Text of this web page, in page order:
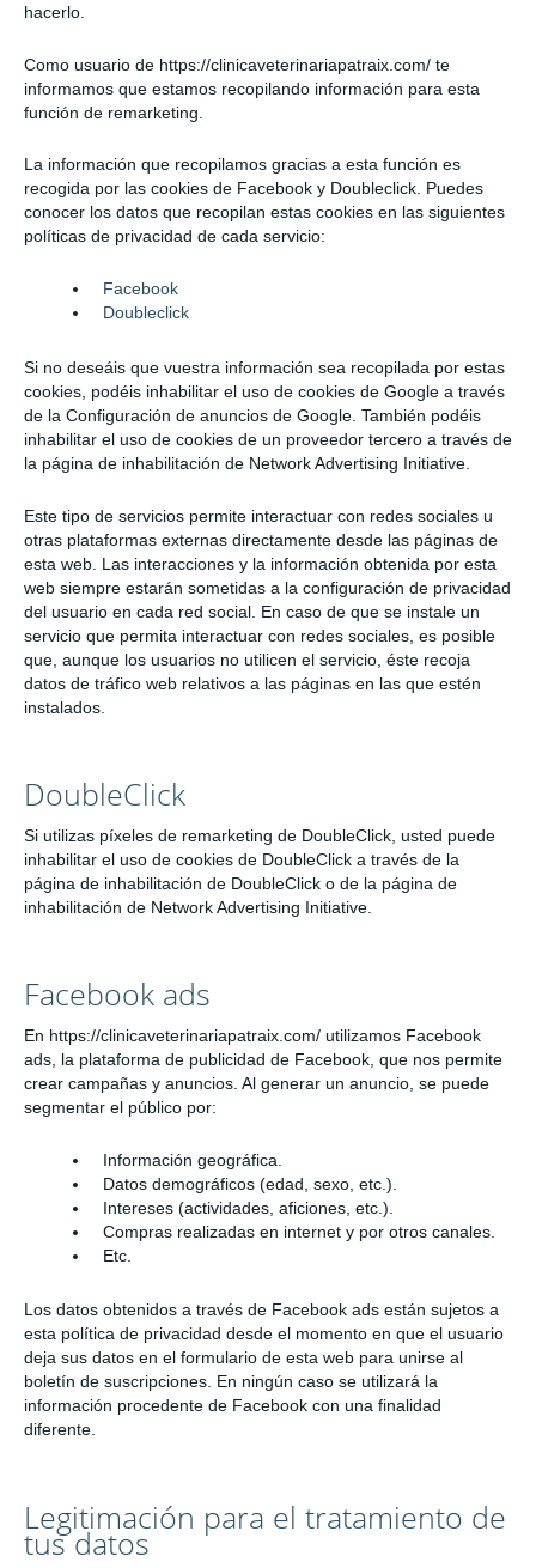
hacerlo.
Como usuario de https://clinicaveterinariapatraix.com/ te
informamos que estamos recopilando información para esta
función de remarketing.
La información que recopilamos gracias a esta función es
recogida por las cookies de Facebook y Doubleclick. Puedes
conocer los datos que recopilan estas cookies en las siguientes
políticas de privacidad de cada servicio:
Facebook
Doubleclick
Si no deseáis que vuestra información sea recopilada por estas
cookies, podéis inhabilitar el uso de cookies de Google a través
de la Configuración de anuncios de Google. También podéis
inhabilitar el uso de cookies de un proveedor tercero a través de
la página de inhabilitación de Network Advertising Initiative.
Este tipo de servicios permite interactuar con redes sociales u
otras plataformas externas directamente desde las páginas de
esta web. Las interacciones y la información obtenida por esta
web siempre estarán sometidas a la configuración de privacidad
del usuario en cada red social. En caso de que se instale un
servicio que permita interactuar con redes sociales, es posible
que, aunque los usuarios no utilicen el servicio, éste recoja
datos de tráfico web relativos a las páginas en las que estén
instalados.
DoubleClick
Si utilizas píxeles de remarketing de DoubleClick, usted puede
inhabilitar el uso de cookies de DoubleClick a través de la
página de inhabilitación de DoubleClick o de la página de
inhabilitación de Network Advertising Initiative.
Facebook ads
En https://clinicaveterinariapatraix.com/ utilizamos Facebook
ads, la plataforma de publicidad de Facebook, que nos permite
crear campañas y anuncios. Al generar un anuncio, se puede
segmentar el público por:
Información geográfica.
Datos demográficos (edad, sexo, etc.).
Intereses (actividades, aficiones, etc.).
Compras realizadas en internet y por otros canales.
Etc.
Los datos obtenidos a través de Facebook ads están sujetos a
esta política de privacidad desde el momento en que el usuario
deja sus datos en el formulario de esta web para unirse al
boletín de suscripciones. En ningún caso se utilizará la
información procedente de Facebook con una finalidad
diferente.
Legitimación para el tratamiento de
tus datos